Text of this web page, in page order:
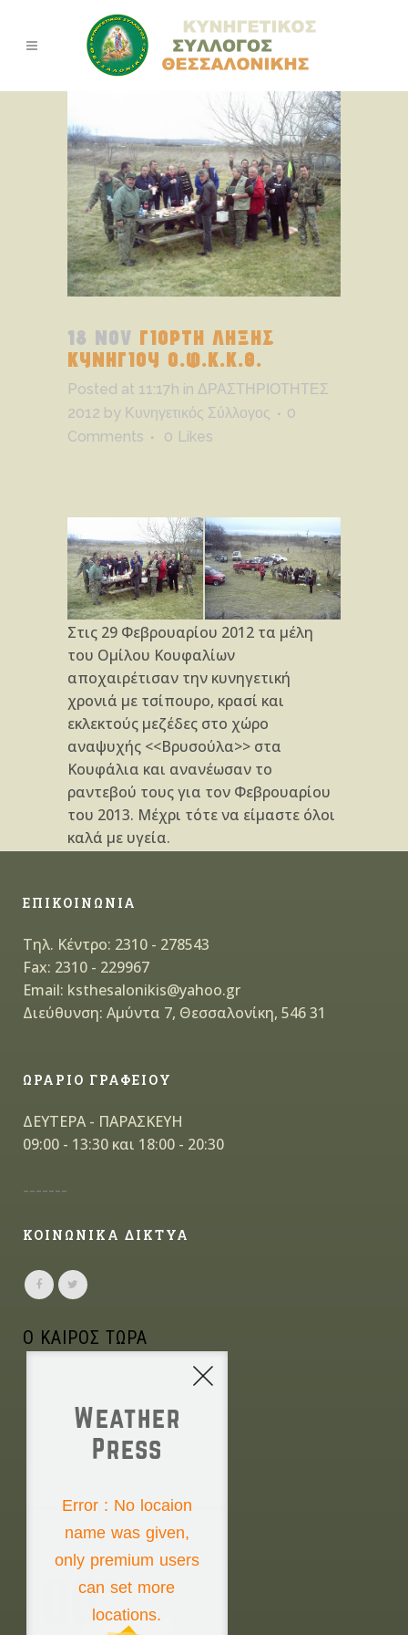
18 NOV ΓΙΟΡΤΗ ΛΗΞΗΣ
ΚΥΝΗΓΙΟΥ Ο.Φ.Κ.Κ.Θ.
Posted at 11:17h in ΔΡΑΣΤΗΡΙΟΤΗΤΕΣ
2012 by Κυνηγετικός Σύλλογος
0
Comments
0 Likes
Στις 29 Φεβρουαρίου 2012 τα μέλη
του Ομίλου Κουφαλίων
αποχαιρέτισαν την κυνηγετική
χρονιά με τσίπουρο, κρασί και
εκλεκτούς μεζέδες στο χώρο
αναψυχής <<Βρυσούλα>> στα
Κουφάλια και ανανέωσαν το
ραντεβού τους για τον Φεβρουαρίου
του 2013. Μέχρι τότε να είμαστε όλοι
καλά με υγεία.
ΕΠΙΚΟΙΝΩΝΙΑ
Τηλ. Κέντρο: 2310 - 278543
Fax: 2310 - 229967
Email: ksthesalonikis@yahoo.gr
Διεύθυνση: Αμύντα 7, Θεσσαλονίκη, 546 31
ΩΡΑΡΙΟ ΓΡΑΦΕΙΟΥ
ΔΕΥΤΕΡΑ - ΠΑΡΑΣΚΕΥΗ
09:00 - 13:30 και 18:00 - 20:30
-------
ΚΟΙΝΩΝΙΚΑ ΔΙΚΤΥΑ
Ο ΚΑΙΡΟΣ ΤΩΡΑ
Weather
Press
Error : No locaion
name was given,
only premium users
can set more
locations.
Friday the 7th
00°